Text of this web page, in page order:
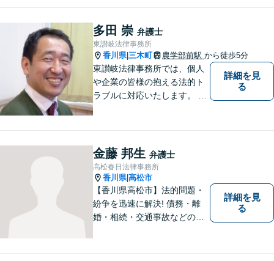
多田 崇 弁護士
東讃岐法律事務所
香川県| 三木町 農学部前駅 から徒歩5分
東讃岐法律事務所では、個人
や企業の皆様の抱える法的ト
ラブルに対応いたします。 高
詳細を見
る
金藤 邦生 弁護士
高松春日法律事務所
香川県|高松市
【香川県高松市】法的問題・
紛争を迅速に解決! 債務・離
婚・相続・交通事故などの問
詳細を見
る